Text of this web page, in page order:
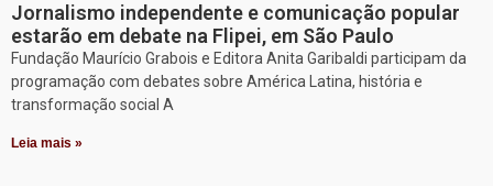
Jornalismo independente e comunicação popular
estarão em debate na Flipei, em São Paulo
Fundação Maurício Grabois e Editora Anita Garibaldi participam da
programação com debates sobre América Latina, história e
transformação social A
Leia mais »